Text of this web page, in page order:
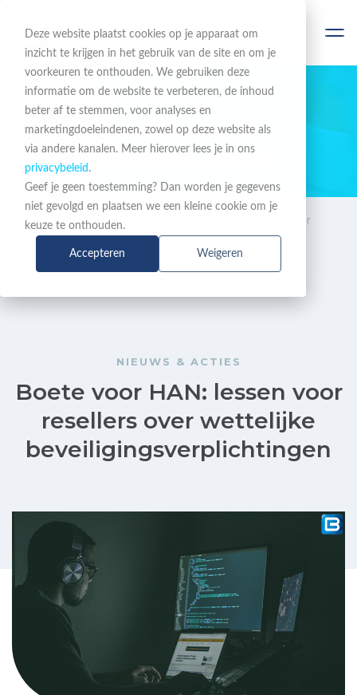
Deze website plaatst cookies op je apparaat om
inzicht te krijgen in het gebruik van de site en om je
voorkeuren te onthouden. We gebruiken deze
informatie om de website te verbeteren, de inhoud
beter af te stemmen, voor analyses en
marketingdoeleindenen, zowel op deze website als
via andere kanalen. Meer hierover lees je in ons
privacybeleid .
Geef je geen toestemming? Dan worden je gegevens
niet gevolgd en plaatsen we een kleine cookie om je
keuze te onthouden.
Accepteren Weigeren
BLIJF OP DE HOOGTE
Nieuws & Acties
Nieuws
&
Acties
Boete voor HAN: lessen voor
resellers over wettelijke
beveiligingsverplichtingen
NIEUWS & ACTIES
Boete voor HAN: lessen voor
resellers over wettelijke
beveiligingsverplichtingen